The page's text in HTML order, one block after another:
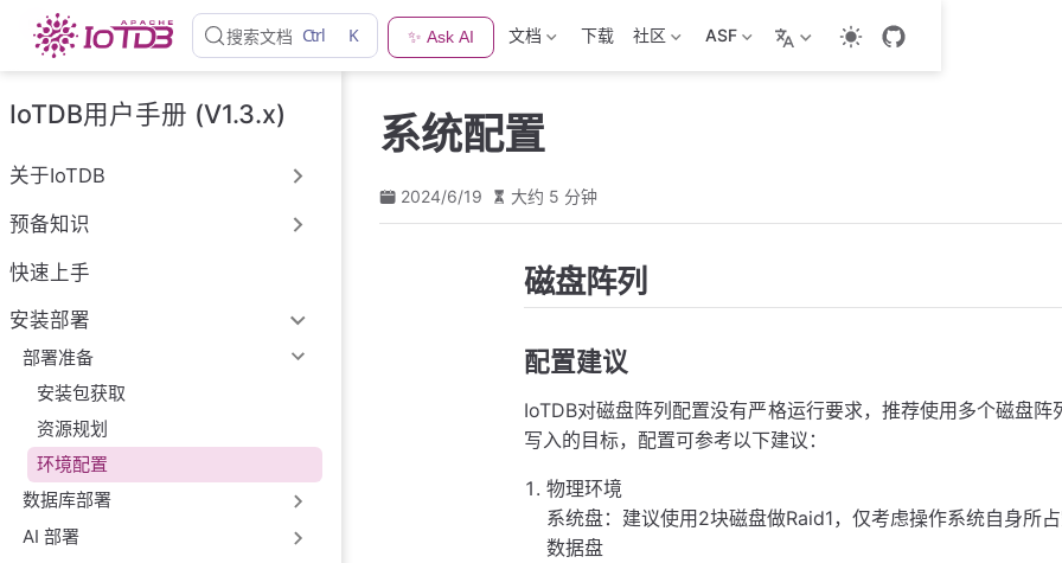
跳
至
主
要
內
搜索文档 Ctrl K ✨ Ask AI 文档 下载 社区 ASF
IoTDB用户手册 (V1.3.x)
关于IoTDB
预备知识
快速上手
安装部署
部署准备
安装包获取
资源规划
环境配置
数据库部署
AI 部署
系统配置
2024/6/19 大约 5 分钟
磁盘阵列
配置建议
IoTDB对磁盘阵列配置没有严格运行要求，推荐使用多个磁盘
写入的目标，配置可参考以下建议：
物理环境
系统盘：建议使用2块磁盘做Raid1，仅考虑操作系统自身所
数据盘